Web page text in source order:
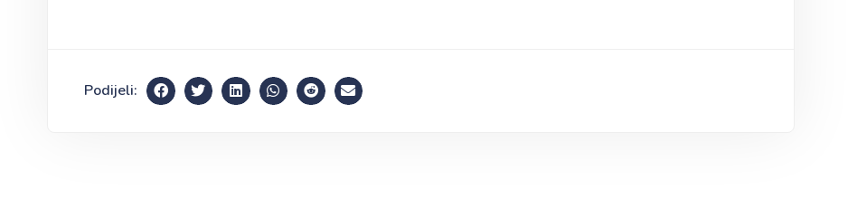
Podijeli: